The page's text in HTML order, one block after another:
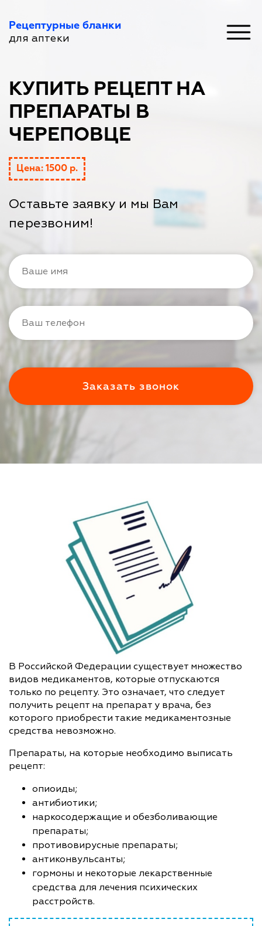
Рецептурные бланки
для аптеки
КУПИТЬ РЕЦЕПТ НА
ПРЕПАРАТЫ В
ЧЕРЕПОВЦЕ
Цена: 1500 р.
Оставьте заявку и мы Вам
перезвоним!
В Российской Федерации существует множество
видов медикаментов, которые отпускаются
только по рецепту. Это означает, что следует
получить рецепт на препарат у врача, без
которого приобрести такие медикаментозные
средства невозможно.
Препараты, на которые необходимо выписать
рецепт:
опиоиды;
антибиотики;
наркосодержащие и обезболивающие
препараты;
противовирусные препараты;
антиконвульсанты;
гормоны и некоторые лекарственные
средства для лечения психических
расстройств.